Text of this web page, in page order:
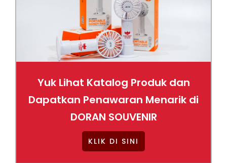
Yuk Lihat Katalog Produk dan
Dapatkan Penawaran Menarik di
DORAN SOUVENIR
KLIK DI SINI